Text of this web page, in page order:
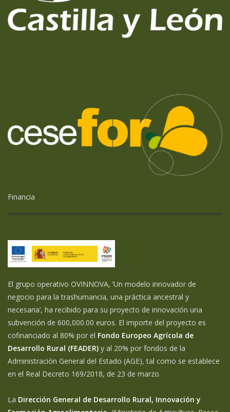
Financia
El grupo operativo OVINNOVA, ‘Un modelo innovador de
negocio para la trashumancia, una práctica ancestral y
necesaria’, ha recibido para su proyecto de innovación una
subvención de 600,000.00 euros. El importe del proyecto es
cofinanciado al 80% por el Fondo Europeo Agrícola de
Desarrollo Rural (FEADER) y al 20% por fondos de la
Administración General del Estado (AGE), tal como se establece
en el Real Decreto 169/2018, de 23 de marzo.
La Dirección General de Desarrollo Rural, Innovación y